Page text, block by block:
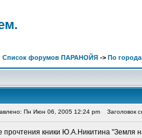
Список форумов ПАРАНОЙЯ -> По
Пн Июн 06, 2005 12:24 pm Заголовок
прочтения кники Ю.А.Никитина "Земля